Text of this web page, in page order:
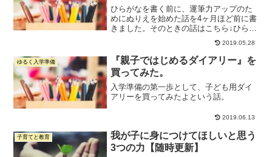
ひらがなを書く前に、運筆力アップのた
めにぬりえを始めた話を4ヶ月ほど前に書
きました。そのときの話はこちら↓ひらが
なを書く前に、運筆力をアップさせるた
めに「一緒に塗り絵」を始めた話。息子
は絵を描くときに肘を浮かせて書いてし
まうクセがついてしま...
2019.05.28
ゆるく入学準備
『親子ではじめるダイアリー』を
買ってみた。
入学準備の第一歩として、子ども用ダイ
アリーを買ってみたよという話。
2019.06.13
子育てと教育
我が子に身につけてほしいと思う
3つの力【随時更新】